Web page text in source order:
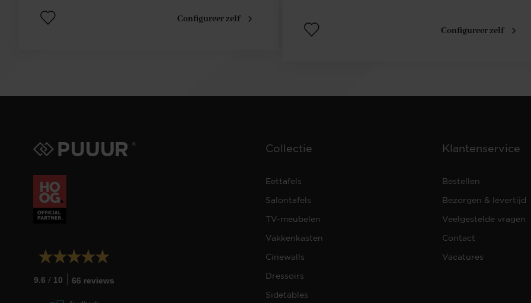
Configureer zelf
Configureer zelf
9.6 / 10 66 reviews
Collectie
Eettafels
Salontafels
TV-meubelen
Vakkenkasten
Cinewalls
Dressoirs
Sidetables
Klantenservice
Bestellen
Bezorgen & levertijd
Veelgestelde vragen
Contact
Vacatures